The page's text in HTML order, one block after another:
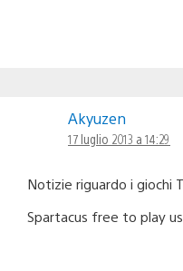
Akyuzen
17 luglio 2013 a 14:29
Notizie riguardo i giochi
Spartacus free to play